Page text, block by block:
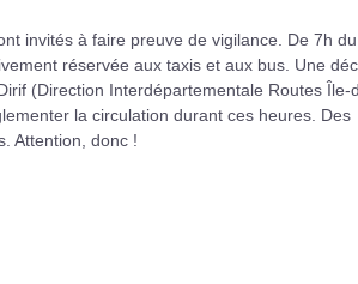
invités à faire preuve de vigilance. De 7h du
réservée aux taxis et aux bus. Une
(Direction Interdépartementale Routes Île-
la circulation durant ces heures. Des
Attention, donc !